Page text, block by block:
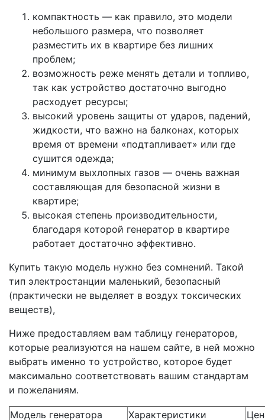
компактность — как правило, это модели
небольшого размера, что позволяет
разместить их в квартире без лишних
проблем;
возможность реже менять детали и топливо,
так как устройство достаточно выгодно
расходует ресурсы;
высокий уровень защиты от ударов, падений,
жидкости, что важно на балконах, которых
время от времени «подтапливает» или где
сушится одежда;
минимум выхлопных газов — очень важная
составляющая для безопасной жизни в
квартире;
высокая степень производительности,
благодаря которой генератор в квартире
работает достаточно эффективно.
Купить такую модель нужно без сомнений. Такой
тип электростанции маленький, безопасный
(практически не выделяет в воздух токсических
веществ),
Ниже предоставляем вам таблицу генераторов,
которые реализуются на нашем сайте, в ней можно
выбрать именно то устройство, которое будет
максимально соответствовать вашим стандартам
и пожеланиям.
Модель генератора Характеристики